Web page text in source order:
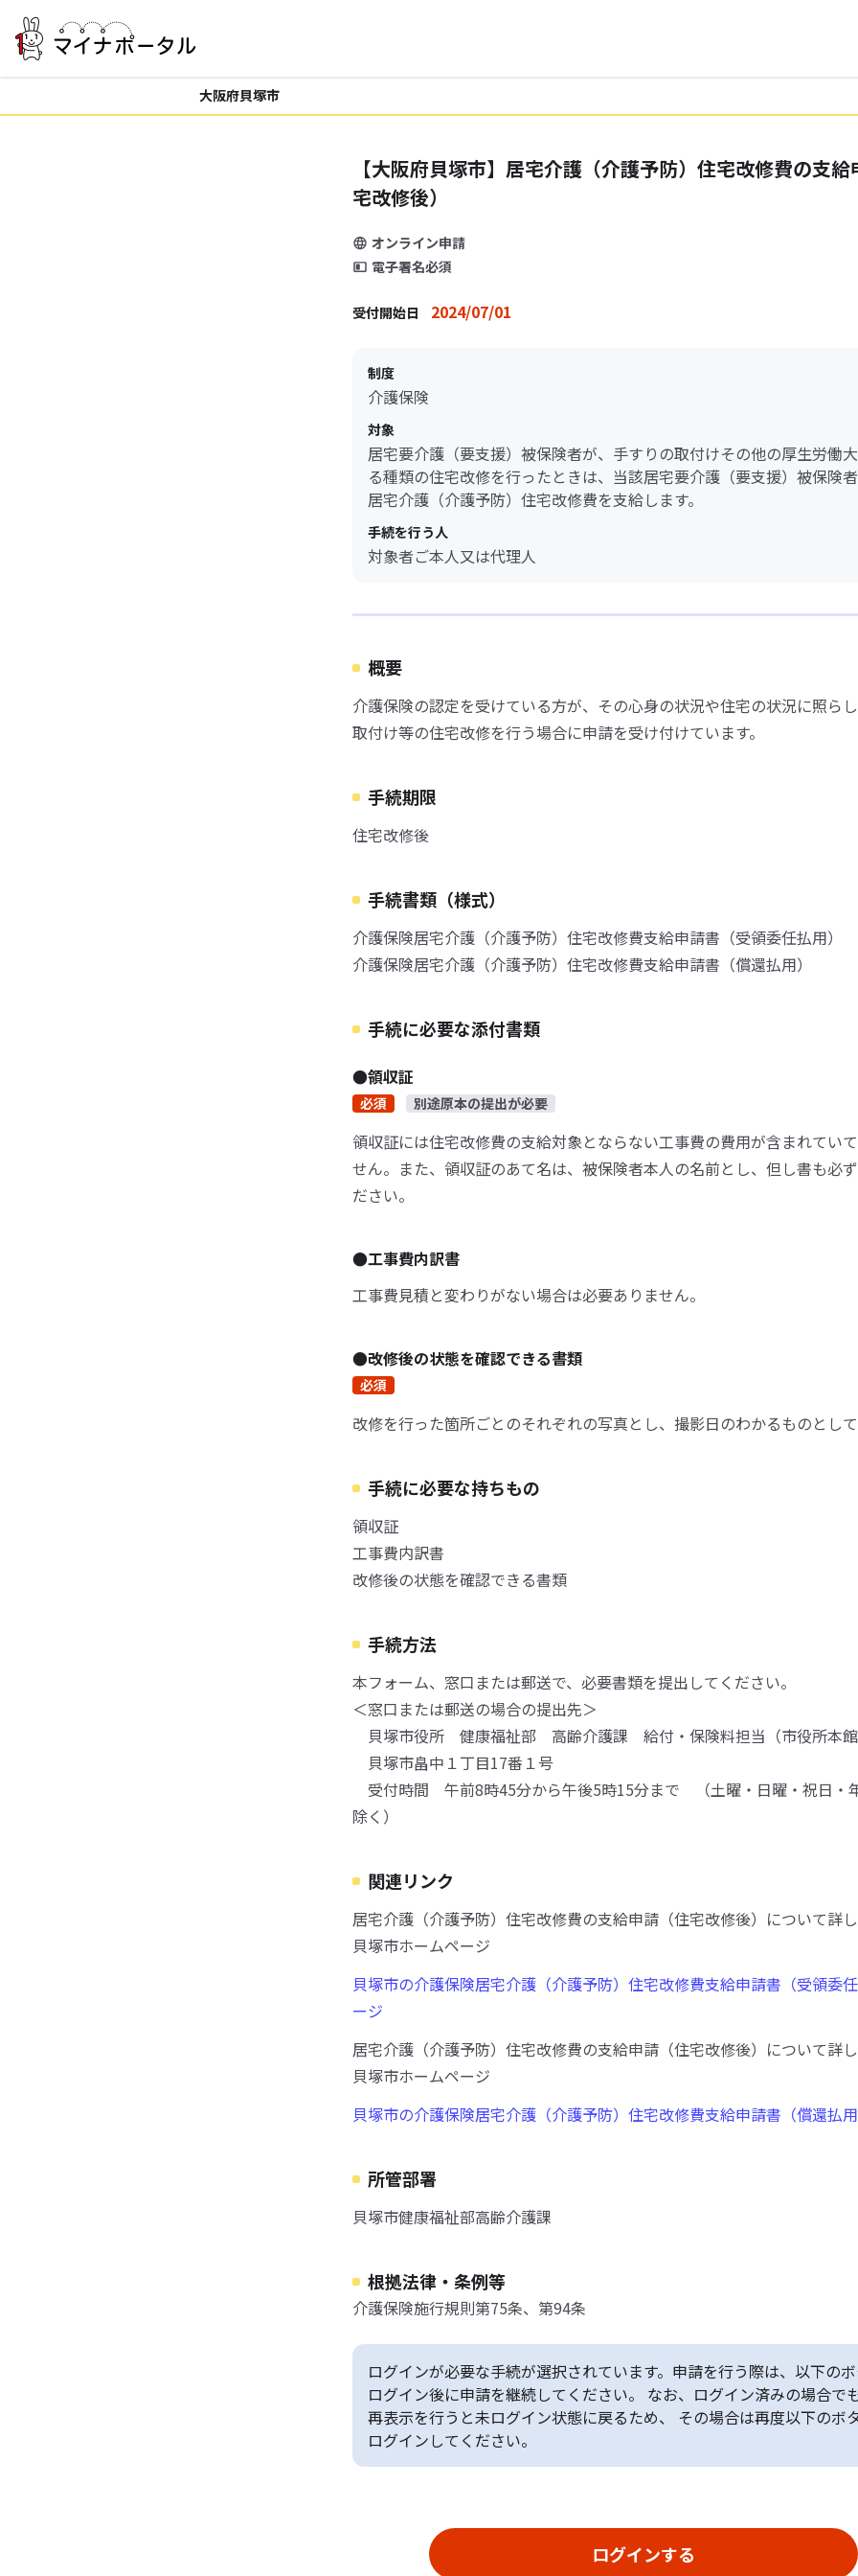
大阪府貝塚市
【大阪府貝塚市】居宅介護（介護予防）住宅改修費の支
宅改修後）
オンライン申請
電子署名必須
受付開始日 2024/07/01
制度
介護保険
対象
居宅要介護（要支援）被保険者が、手すりの取付けその他の厚生労働
る種類の住宅改修を行ったときは、当該居宅要介護（要支援）被保険者
居宅介護（介護予防）住宅改修費を支給します。
手続を行う人
対象者ご本人又は代理人
概要
介護保険の認定を受けている方が、その心身の状況や住宅の状況に照ら
取付け等の住宅改修を行う場合に申請を受け付けています。
手続期限
住宅改修後
手続書類（様式）
介護保険居宅介護（介護予防）住宅改修費支給申請書（受領委任払用）
介護保険居宅介護（介護予防）住宅改修費支給申請書（償還払用）
手続に必要な添付書類
●領収証
必須 別途原本の提出が必要
領収証には住宅改修費の支給対象とならない工事費の費用が含まれてい
せん。また、領収証のあて名は、被保険者本人の名前とし、但し書も必
ださい。
●工事費内訳書
工事費見積と変わりがない場合は必要ありません。
●改修後の状態を確認できる書類
必須
改修を行った箇所ごとのそれぞれの写真とし、撮影日のわかるものとして
手続に必要な持ちもの
領収証
工事費内訳書
改修後の状態を確認できる書類
手続方法
本フォーム、窓口または郵送で、必要書類を提出してください。
＜窓口または郵送の場合の提出先＞
貝塚市役所 健康福祉部 高齢介護課 給付・保険料担当（市役所本館
貝塚市畠中１丁目17番１号
受付時間 午前8時45分から午後5時15分まで （土曜・日曜・祝日・
除く）
関連リンク
居宅介護（介護予防）住宅改修費の支給申請（住宅改修後）について詳
貝塚市ホームページ
貝塚市の介護保険居宅介護（介護予防）住宅改修費支給申請書（受領委
ージ
居宅介護（介護予防）住宅改修費の支給申請（住宅改修後）について詳
貝塚市ホームページ
貝塚市の介護保険居宅介護（介護予防）住宅改修費支給申請書（償還払
所管部署
貝塚市健康福祉部高齢介護課
根拠法律・条例等
介護保険施行規則第75条、第94条
ログインが必要な手続が選択されています。申請を行う際は、以下の
ログイン後に申請を継続してください。 なお、ログイン済みの場合で
再表示を行うと未ログイン状態に戻るため、 その場合は再度以下のボ
ログインしてください。